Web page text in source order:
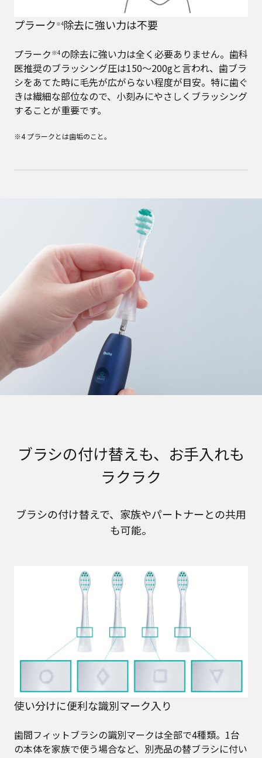
プラーク ※4除去に強い力は不要
プラーク ※4の除去に強い力は全く必要ありません。歯科
医推奨のブラッシング圧は150～200gと言われ、歯ブラ
シをあてた時に毛先が広がらない程度が目安。特に歯ぐ
きは繊細な部位なので、小刻みにやさしくブラッシング
することが重要です。
※4 プラークとは歯垢のこと。
ブラシの付け替えも、お手入れも
ラクラク
ブラシの付け替えで、家族やパートナーとの共用
も可能。
使い分けに便利な識別マーク入り
歯間フィットブラシの識別マークは全部で4種類。1台
の本体を家族で使う場合など、別売品の替ブラシに付い